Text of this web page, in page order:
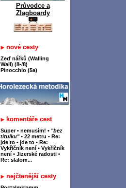
Průvodce a
Zlagboardy
nové cesty
Zeď nářků (Walling
Wall) (8-/8)
Pinocchio (5a)
komentáře cest
Super • nemusím! • "bez
titulku" • 22 metru • Re:
jde to • jde to • Re:
Vykřičník není • Vykřičník
není • Jizerské radosti •
Re: slalom...
nejčtenější cesty